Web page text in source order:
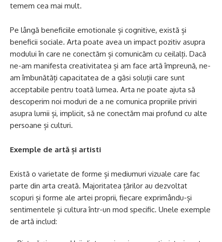
temem cea mai mult.
Pe lângă beneficiile emotionale și cognitive, există și
beneficii sociale. Arta poate avea un impact pozitiv asupra
modului în care ne conectăm și comunicăm cu ceilalți. Dacă
ne-am manifesta creativitatea și am face artă împreună, ne-
am îmbunătăți capacitatea de a găsi soluții care sunt
acceptabile pentru toată lumea. Arta ne poate ajuta să
descoperim noi moduri de a ne comunica propriile priviri
asupra lumii și, implicit, să ne conectăm mai profund cu alte
persoane și culturi.
Exemple de artă și artisti
Există o varietate de forme și mediumuri vizuale care fac
parte din arta creată. Majoritatea țărilor au dezvoltat
scopuri și forme ale artei proprii, fiecare exprimându-și
sentimentele și cultura într-un mod specific. Unele exemple
de artă includ: